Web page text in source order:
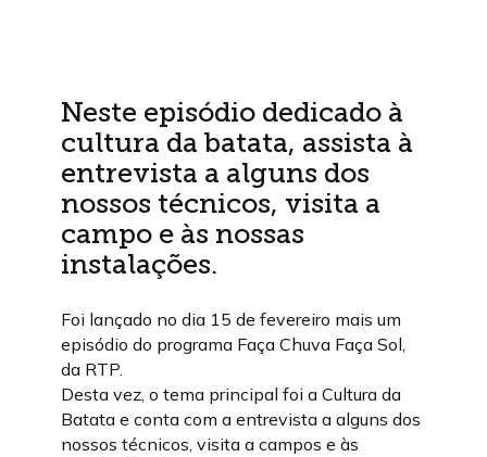
Neste episódio dedicado à
cultura da batata, assista à
entrevista a alguns dos
nossos técnicos, visita a
campo e às nossas
instalações.
Foi lançado no dia 15 de fevereiro mais um
episódio do programa Faça Chuva Faça Sol,
da RTP.
Desta vez, o tema principal foi a Cultura da
Batata e conta com a entrevista a alguns dos
nossos técnicos, visita a campos e às